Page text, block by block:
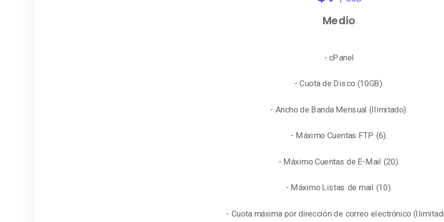
Medio
- cPanel
- Cuota de Disco (10GB).
- Ancho de Banda Mensual (Ilimitado).
- Máximo Cuentas FTP (6).
- Máximo Cuentas de E-Mail (20).
- Máximo Listas de mail (10).
- Cuota máxima por dirección de correo electrónico